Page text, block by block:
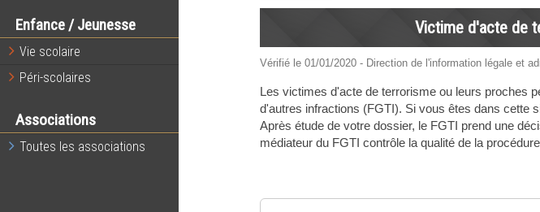
Enfance / Jeunesse
Vie scolaire
Péri-scolaires
Associations
Toutes les associations
Victime d'acte de
Vérifié le 01/01/2020 - Direction de l'information légale et
Les victimes d'acte de terrorisme ou leurs proches
d'autres infractions (FGTI). Si vous êtes dans cette
Après étude de votre dossier, le FGTI prend une
médiateur du FGTI contrôle la qualité de la